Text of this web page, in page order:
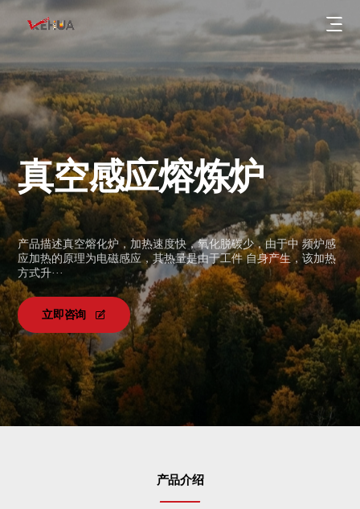
串联谐振节能感应电源
IGBT中频电源
KGPS高压可控硅感应电源
KGPS12脉双整流感应电源
节能感应熔炼炉
真空感应熔炼炉
工业电炉
数控淬火机床
公司动态
行业动态
认证证书
专利证书
公司简介
服务案例
联系我们
真空感应熔炼炉
产品描述真空熔化炉，加热速度快，氧化脱碳少，由于中 频炉感
应加热的原理为电磁感应，其热量是由于工件 自身产生，该加热
方式升···
立即咨询
产品介绍